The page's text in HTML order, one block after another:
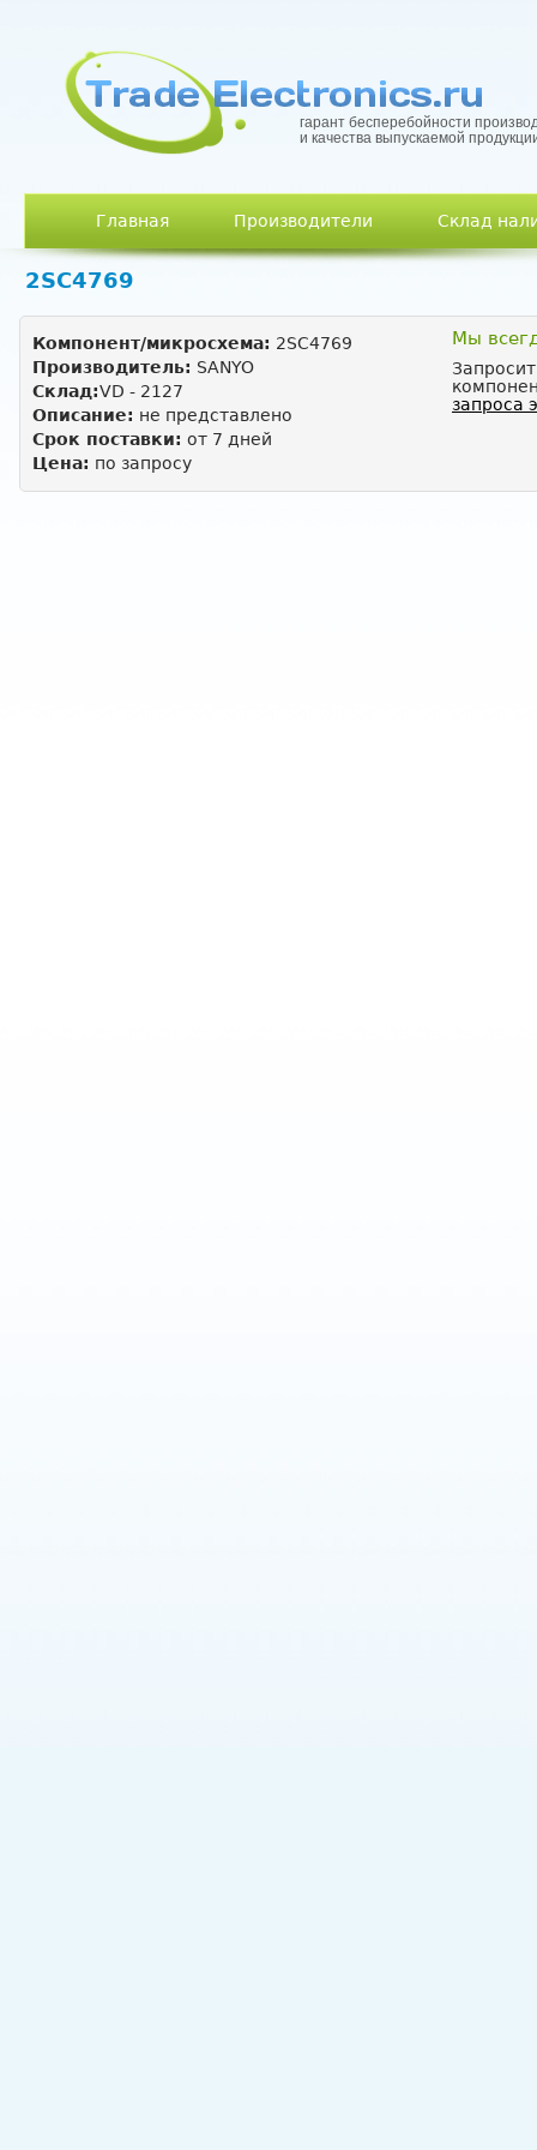
гарант бесперебойности
и качества выпускаемой
Главная Производители Склад
2SC4769
Компонент/микросхема: 2SC4769
Производитель: SANYO
Склад:VD - 2127
Описание: не представлено
Срок поставки: от 7 дней
Цена: по запросу
Мы
запроса